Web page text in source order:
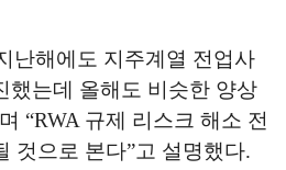
난해에도 지주계열 전업사
했는데 올해도 비슷한 양상
“RWA 규제 리스크 해소 전
것으로 본다”고 설명했다.